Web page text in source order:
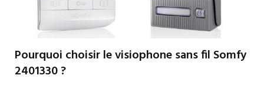
Pourquoi choisir le visiophone sans fil Somfy
2401330 ?